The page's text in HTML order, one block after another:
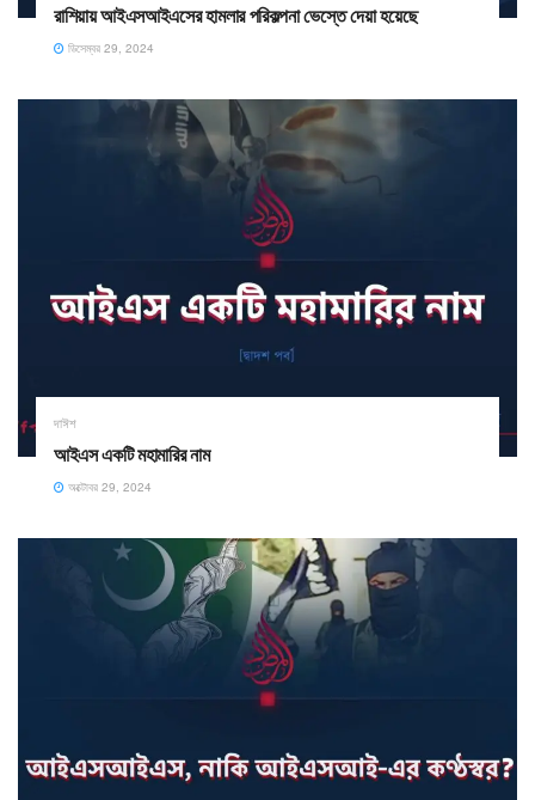
রাশিয়ায় আইএসআইএসের হামলার পরিকল্পনা ভেস্তে দেয়া হয়েছে
ডিসেম্বর 29, 2024
দাঈশ
আইএস একটি মহামারির নাম
অক্টোবর 29, 2024